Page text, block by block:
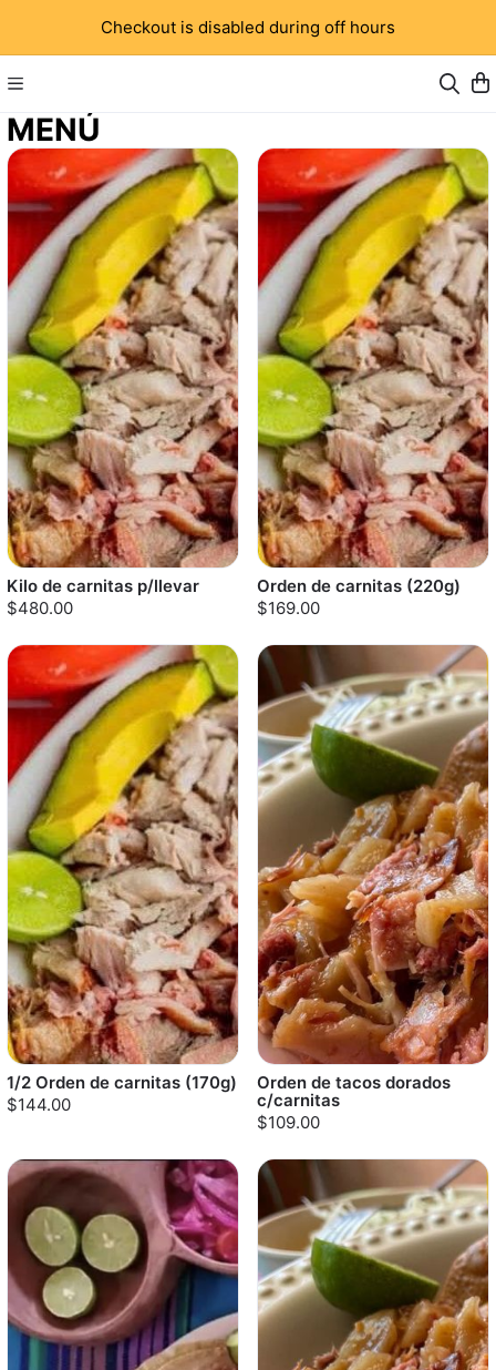
Checkout is disabled during off hours
MENÚ
Kilo de carnitas p/llevar
$480.00
Orden de carnitas (220g)
$169.00
1/2 Orden de carnitas (170g)
$144.00
Orden de tacos dorados
c/carnitas
$109.00